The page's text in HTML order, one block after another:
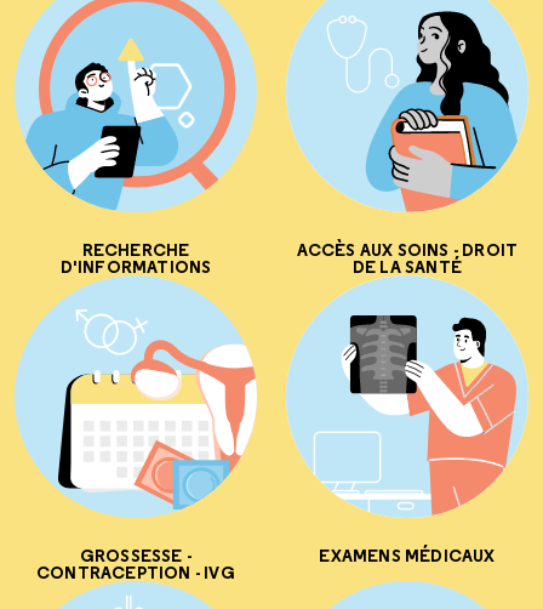
RECHERCHE
D'INFORMATIONS
ACCÈS AUX SOINS - DROIT
DE LA SANTÉ
GROSSESSE -
CONTRACEPTION - IVG
EXAMENS MÉDICAUX